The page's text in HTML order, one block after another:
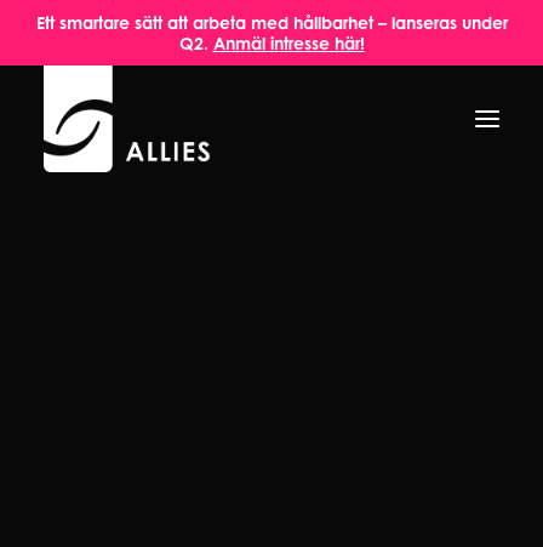
Ett smartare sätt att arbeta med hållbarhet – lanseras under
Q2. Anmäl intresse här!